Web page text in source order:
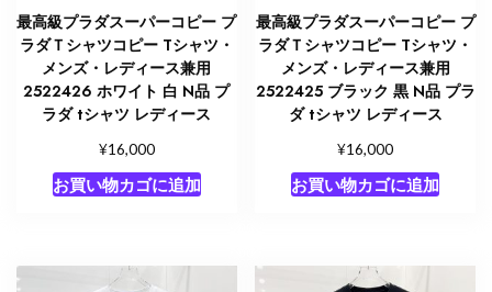
最高級プラダスーパーコピー プ
ラダＴシャツコピー Tシャツ・
メンズ・レディース兼用
2522426 ホワイト 白 N品 プ
ラダ tシャツ レディース
¥16,000
お買い物カゴに追加
最高級プラダスーパーコピー プ
ラダＴシャツコピー Tシャツ・
メンズ・レディース兼用
2522425 ブラック 黒 N品 プラ
ダ tシャツ レディース
¥16,000
お買い物カゴに追加